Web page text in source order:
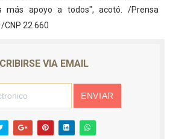
más apoyo a todos", acotó. /Prensa
CNP 22 660
VIA EMAIL